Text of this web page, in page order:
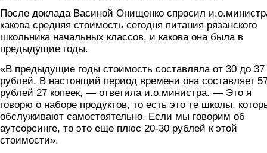
После доклада Васиной Онищенко спросил
какова средняя стоимость сегодня питания рязанского
школьника начальных классов, и какова она была в
предыдущие годы.
«В предыдущие годы стоимость составляла от 30 до 37
рублей. В настоящий период времени она составляет
рублей 27 копеек, — ответила и.о.министра. — Это я
говорю о наборе продуктов, то есть это те школы,
обслуживают самостоятельно. Если мы говорим об
аутсорсинге, то это еще плюс 20-30 рублей к этой
стоимости».